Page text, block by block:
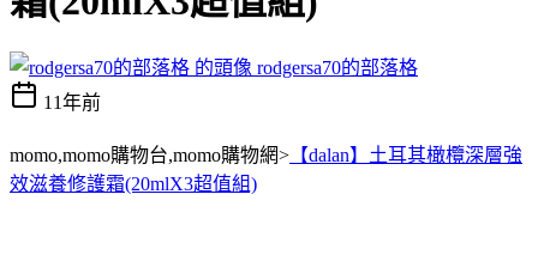
rodgersa70的部落格
11年前
momo,momo購物台,momo購物網> 【dalan】土耳其橄欖深層強
效滋養修護霜(20mlX3超值組)